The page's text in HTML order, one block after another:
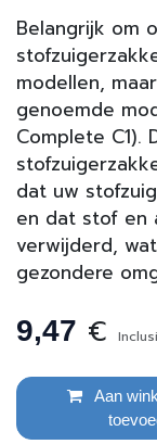
Belangrijk om
modellen,
genoemde
Complete C1).
dat uw
en dat stof en
verwijderd,
gezondere
9,47 €
Aan